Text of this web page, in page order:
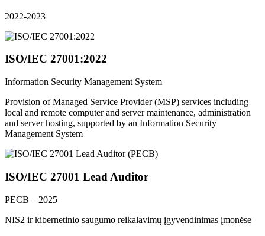
2022-2023
ISO/IEC 27001:2022
Information Security Management System
Provision of Managed Service Provider (MSP) services including
local and remote computer and server maintenance, administration
and server hosting, supported by an Information Security
Management System
ISO/IEC 27001 Lead Auditor
PECB – 2025
NIS2 ir kibernetinio saugumo reikalavimų įgyvendinimas įmonėse